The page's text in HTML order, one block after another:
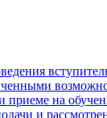
приеме на
и